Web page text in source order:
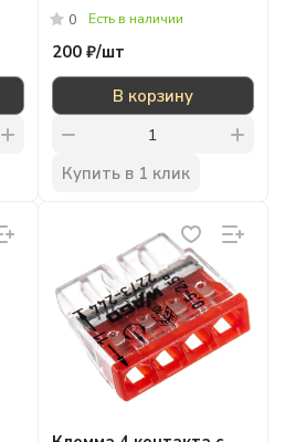
0 Есть в наличии
200 ₽/шт
В корзину
Купить в 1 клик